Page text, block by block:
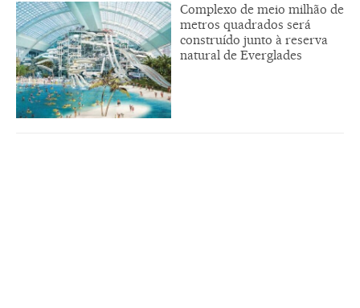
Complexo de meio milhão de
metros quadrados será
construído junto à reserva
natural de Everglades